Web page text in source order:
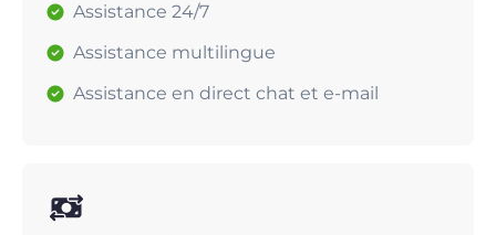
Assistance 24/7
Assistance multilingue
Assistance en direct chat et e-mail